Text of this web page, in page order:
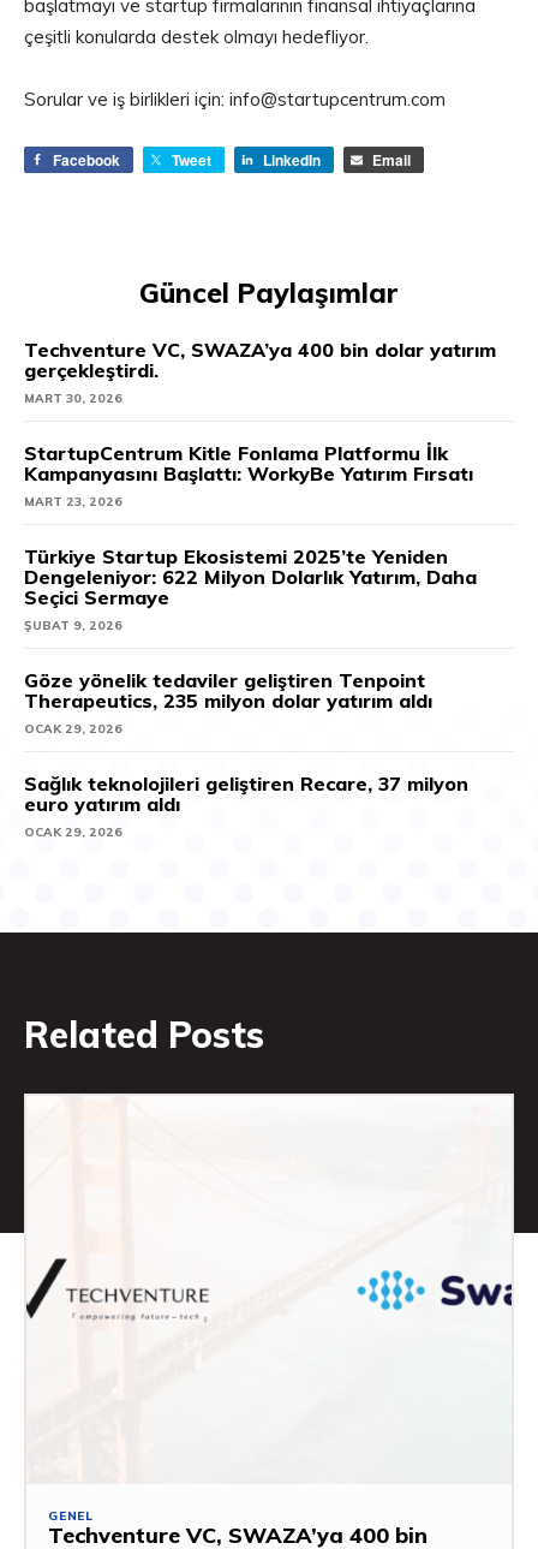
başlatmayı ve startup firmalarının finansal ihtiyaçlarına
çeşitli konularda destek olmayı hedefliyor.
Sorular ve iş birlikleri için: info@startupcentrum.com
Facebook Tweet LinkedIn Email
Güncel Paylaşımlar
Techventure VC, SWAZA’ya 400 bin dolar yatırım
gerçekleştirdi.
MART 30, 2026
StartupCentrum Kitle Fonlama Platformu İlk
Kampanyasını Başlattı: WorkyBe Yatırım Fırsatı
MART 23, 2026
Türkiye Startup Ekosistemi 2025’te Yeniden
Dengeleniyor: 622 Milyon Dolarlık Yatırım, Daha
Seçici Sermaye
ŞUBAT 9, 2026
Göze yönelik tedaviler geliştiren Tenpoint
Therapeutics, 235 milyon dolar yatırım aldı
OCAK 29, 2026
Sağlık teknolojileri geliştiren Recare, 37 milyon
euro yatırım aldı
OCAK 29, 2026
Related Posts
GENEL
Techventure VC, SWAZA’ya 400 bin